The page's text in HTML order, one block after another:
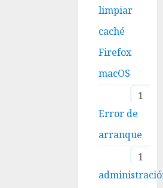
limpiar
caché
Firefox
macOS
1
Error de
arranque
1